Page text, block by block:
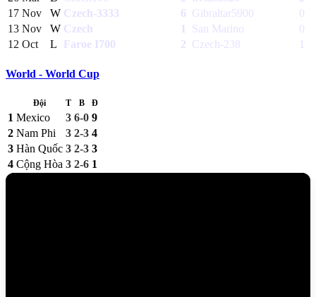
17 Nov
W Czech-3333 6 Gibraltar5900
0
13 Nov
W Czech 1 San Marino
0
12 Oct
L Faroe I700 2 Czech-238 1
World - World Cup
Đội T B Đ
1 Mexico 3 6-0 9
2 Nam Phi 3 2-3 4
3 Hàn Quốc 3 2-3 3
4 Cộng Hòa 3 2-6 1